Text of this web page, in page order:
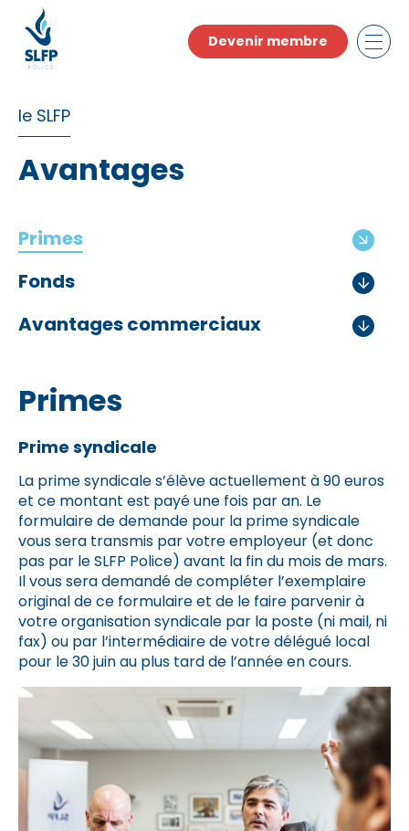
content
Devenir membre
le SLFP
Avantages
Primes
Fonds
Avantages commerciaux
Primes
Prime syndicale
La prime syndicale s’élève actuellement à 90 euros
et ce montant est payé une fois par an. Le
formulaire de demande pour la prime syndicale
vous sera transmis par votre employeur (et donc
pas par le SLFP Police) avant la fin du mois de mars.
Il vous sera demandé de compléter l’exemplaire
original de ce formulaire et de le faire parvenir à
votre organisation syndicale par la poste (ni mail, ni
fax) ou par l’intermédiaire de votre délégué local
pour le 30 juin au plus tard de l’année en cours.